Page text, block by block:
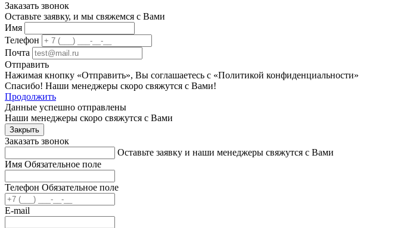
Заказать звонок
Оставьте заявку, и мы свяжемся с Вами
Имя
Телефон
Почта
Отправить
Нажимая кнопку «Отправить», Вы соглашаетесь с «Политикой конфиденциальности»
Спасибо! Наши менеджеры скоро свяжутся с Вами!
Продолжить
Данные успешно отправлены
Наши менеджеры скоро свяжутся с Вами
Закрыть
Заказать звонок
Оставьте заявку и наши менеджеры свяжутся с Вами
Имя Обязательное поле
Телефон Обязательное поле
E-mail